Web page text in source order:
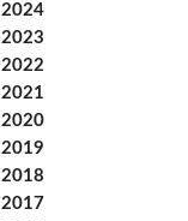
2024
2023
2022
2021
2020
2019
2018
2017